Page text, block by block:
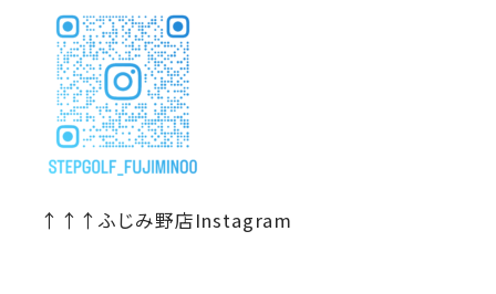
↑↑↑ふじみ野店Instagram